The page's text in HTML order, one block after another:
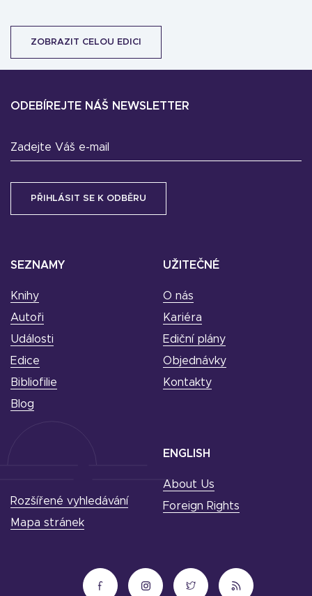
ZOBRAZIT CELOU EDICI
SEZNAMY
Knihy
Autoři
Události
Edice
Bibliofilie
Blog
UŽITEČNÉ
O nás
Kariéra
Ediční plány
Objednávky
Kontakty
ODEBÍREJTE NÁŠ NEWSLETTER
Zadejte Váš e-mail
ENGLISH
About Us
Foreign Rights
Rozšířené vyhledávání
Mapa stránek